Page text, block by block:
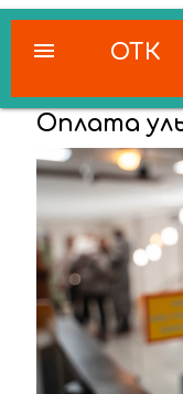
ОТК
menu
Оплата